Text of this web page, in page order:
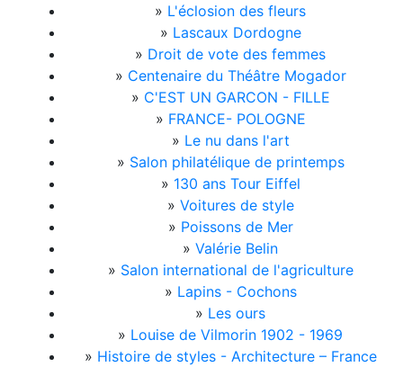
» L'éclosion des fleurs
» Lascaux Dordogne
» Droit de vote des femmes
» Centenaire du Théâtre Mogador
» C'EST UN GARCON - FILLE
» FRANCE- POLOGNE
» Le nu dans l'art
» Salon philatélique de printemps
» 130 ans Tour Eiffel
» Voitures de style
» Poissons de Mer
» Valérie Belin
» Salon international de l'agriculture
» Lapins - Cochons
» Les ours
» Louise de Vilmorin 1902 - 1969
» Histoire de styles - Architecture – France